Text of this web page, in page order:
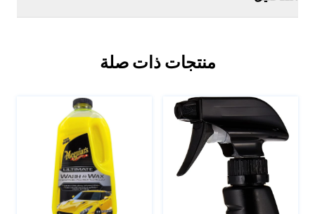
منتجات ذات صلة